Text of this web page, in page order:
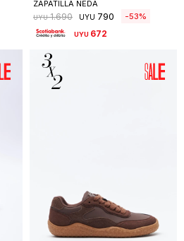
ZAPATILLA NEDA
UYU 1.690 UYU 790 53
UYU 672